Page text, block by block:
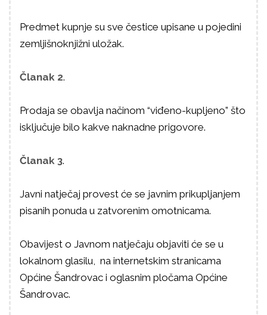
Predmet kupnje su sve čestice upisane u pojedini
zemljišnoknjižni uložak.
Članak 2.
Prodaja se obavlja načinom “viđeno-kupljeno” što
isključuje bilo kakve naknadne prigovore.
Članak 3.
Javni natječaj provest će se javnim prikupljanjem
pisanih ponuda u zatvorenim omotnicama.
Obavijest o Javnom natječaju objaviti će se u
lokalnom glasilu, na internetskim stranicama
Općine Šandrovac i oglasnim pločama Općine
Šandrovac.